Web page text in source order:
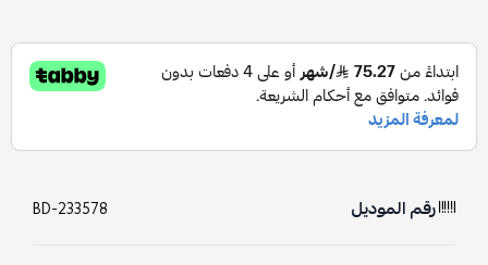
رقم الموديل BD-233578